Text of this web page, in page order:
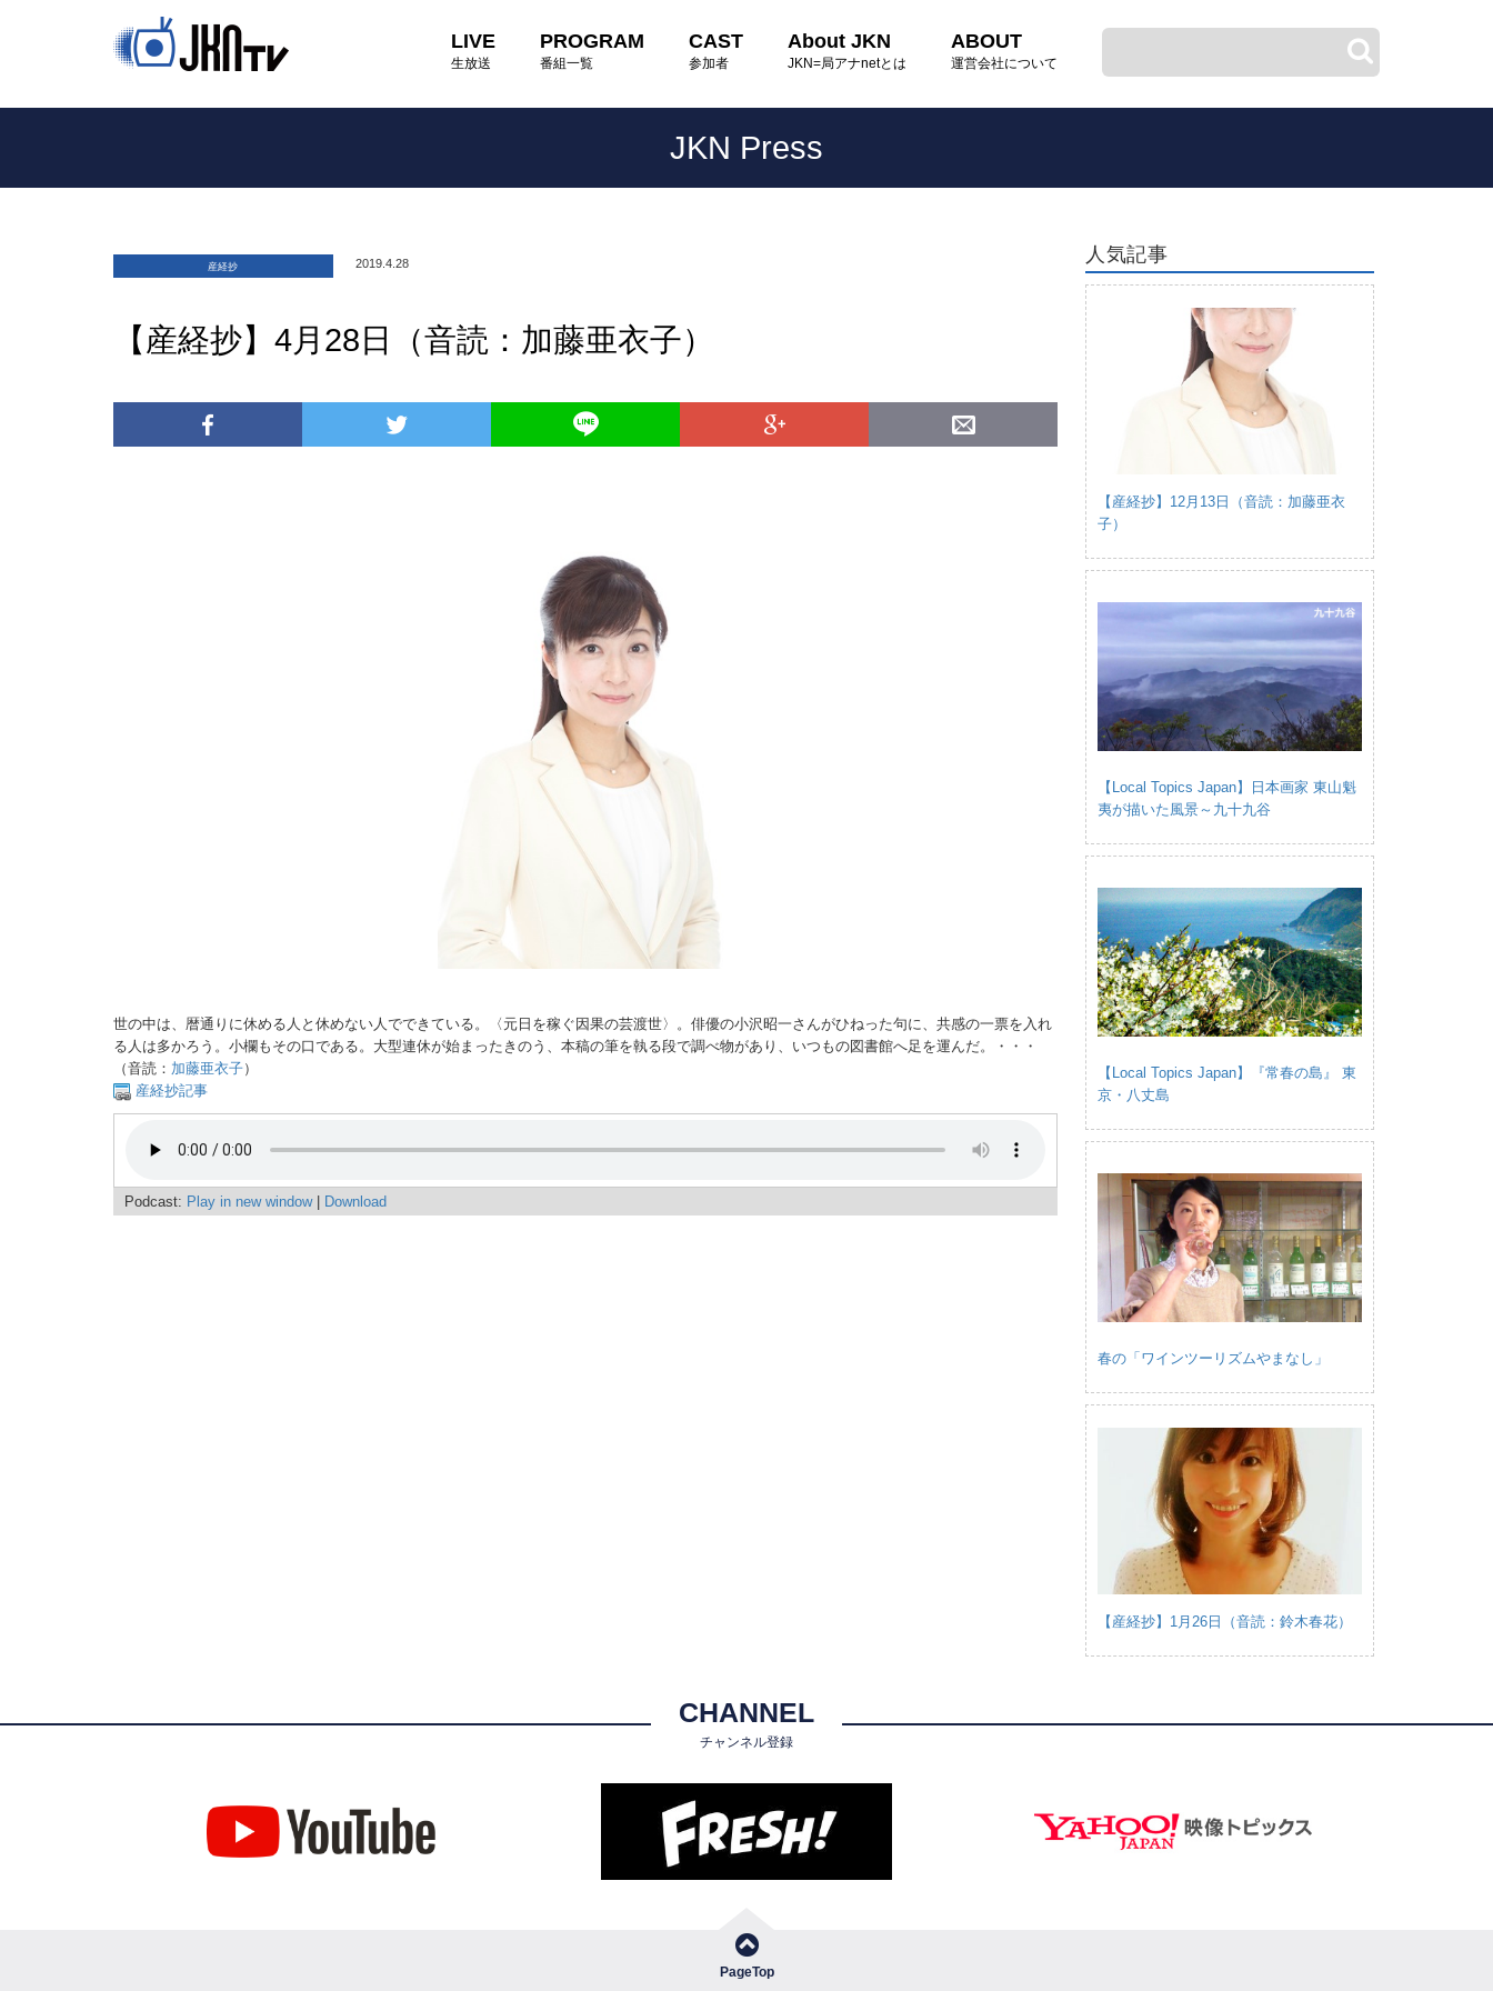
LIVE
生放送
PROGRAM
番組一覧
CAST
参加者
About JKN
JKN=局アナnetとは
ABOUT
運営会社について
JKN Press
産経抄 2019.4.28
【産経抄】4月28日（音読：加藤亜衣子）
世の中は、暦通りに休める人と休めない人でできている。〈元日を稼ぐ因果の芸渡世〉。俳優の小沢昭一さんがひねった句に、共感の一票を入れ
る人は多かろう。小欄もその口である。大型連休が始まったきのう、本稿の筆を執る段で調べ物があり、いつもの図書館へ足を運んだ。・・・
（音読： 加藤亜衣子）
産経抄記事
Podcast: Play in new window| Download
人気記事
【産経抄】12月13日（音読：加藤亜衣
子）
【Local Topics Japan】日本画家 東山魁
夷が描いた風景～九十九谷
【Local Topics Japan】『常春の島』 東
京・八丈島
春の「ワインツーリズムやまなし」
【産経抄】1月26日（音読：鈴木春花）
CHANNEL
チャンネル登録
PageTop